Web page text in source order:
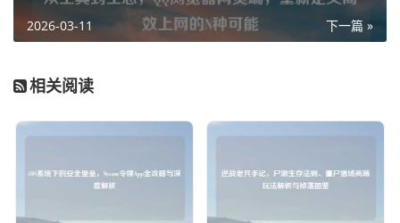
下一篇 »
2026-03-11
相关阅读